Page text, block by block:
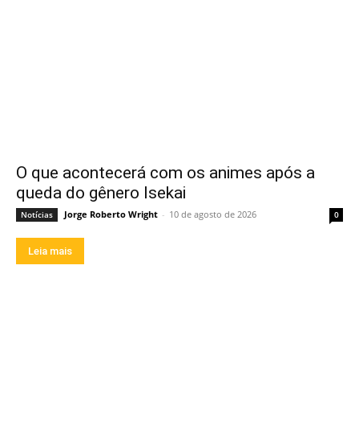
O que acontecerá com os animes após a
queda do gênero Isekai
Notícias Jorge Roberto Wright - 10 de agosto de 2026 0
Leia mais